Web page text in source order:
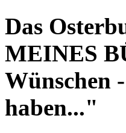
Das
MEINES
Wünschen
haben..."